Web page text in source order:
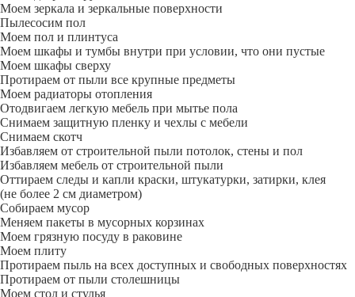
Моем зеркала и зеркальные поверхности
Пылесосим пол
Моем пол и плинтуса
Моем шкафы и тумбы внутри при условии, что они пустые
Моем шкафы сверху
Протираем от пыли все крупные предметы
Моем радиаторы отопления
Отодвигаем легкую мебель при мытье пола
Снимаем защитную пленку и чехлы с мебели
Снимаем скотч
Избавляем от строительной пыли потолок, стены и пол
Избавляем мебель от строительной пыли
Оттираем следы и капли краски, штукатурки, затирки, клея
(не более 2 см диаметром)
Собираем мусор
Меняем пакеты в мусорных корзинах
Моем грязную посуду в раковине
Моем плиту
Протираем пыль на всех доступных и свободных поверхностях
Протираем от пыли столешницы
Моем стол и стулья